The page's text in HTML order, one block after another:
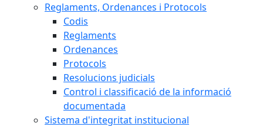
Reglaments, Ordenances i Protocols
Codis
Reglaments
Ordenances
Protocols
Resolucions judicials
Control i classificació de la informació
documentada
Sistema d'integritat institucional